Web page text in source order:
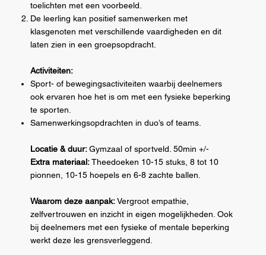
toelichten met een voorbeeld.
De leerling kan positief samenwerken met
klasgenoten met verschillende vaardigheden en dit
laten zien in een groepsopdracht.
Activiteiten:
Sport- of bewegingsactiviteiten waarbij deelnemers
ook ervaren hoe het is om met een fysieke beperking
te sporten.
Samenwerkingsopdrachten in duo’s of teams.
Locatie & duur:Gymzaal of sportveld. 50min +/-
Extra materiaal:Theedoeken 10-15 stuks, 8 tot 10
pionnen, 10-15 hoepels en 6-8 zachte ballen.
Waarom deze aanpak:Vergroot empathie,
zelfvertrouwen en inzicht in eigen mogelijkheden. Ook
bij deelnemers met een fysieke of mentale beperking
werkt deze les grensverleggend.